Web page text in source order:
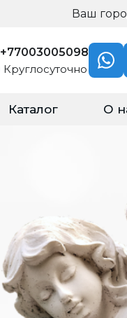
Ваш
+77003005098
Круглосуточно
Каталог О